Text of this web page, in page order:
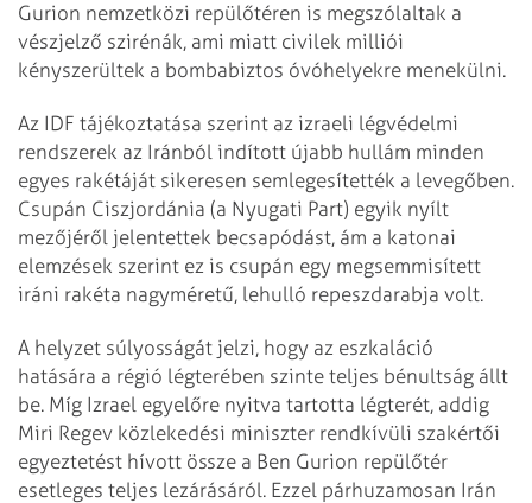
Gurion nemzetközi repülőtéren is megszólaltak a
vészjelző szirénák, ami miatt civilek milliói
kényszerültek a bombabiztos óvóhelyekre menekülni.
Az IDF tájékoztatása szerint az izraeli légvédelmi
rendszerek az Iránból indított újabb hullám minden
egyes rakétáját sikeresen semlegesítették a levegőben.
Csupán Ciszjordánia (a Nyugati Part) egyik nyílt
mezőjéről jelentettek becsapódást, ám a katonai
elemzések szerint ez is csupán egy megsemmisített
iráni rakéta nagyméretű, lehulló repeszdarabja volt.
A helyzet súlyosságát jelzi, hogy az eszkaláció
hatására a régió légterében szinte teljes bénultság állt
be. Míg Izrael egyelőre nyitva tartotta légterét, addig
Miri Regev közlekedési miniszter rendkívüli szakértői
egyeztetést hívott össze a Ben Gurion repülőtér
esetleges teljes lezárásáról. Ezzel párhuzamosan Irán